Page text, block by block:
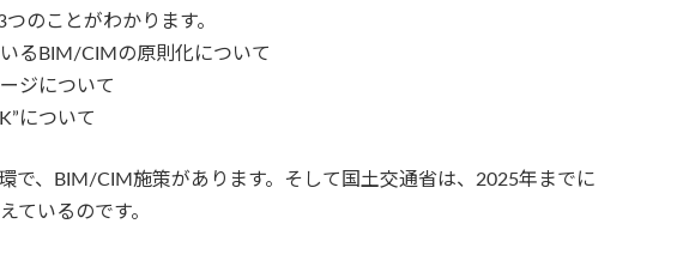
のことがわかります。
るBIM/CIMの原則化について
ジについて
について
で、BIM/CIM施策があります。そして国土交通省は、2025年までに
ているのです。